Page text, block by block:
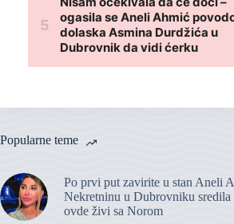
Popularne teme
Po prvi put zavirite u stan Aneli
Nekretninu u Dubrovniku sredila
ovde živi sa Norom